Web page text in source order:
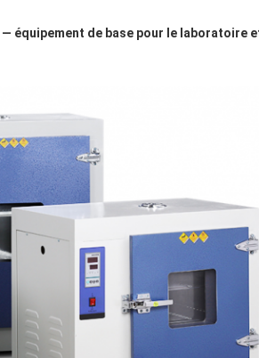
équipement de base pour le laboratoire